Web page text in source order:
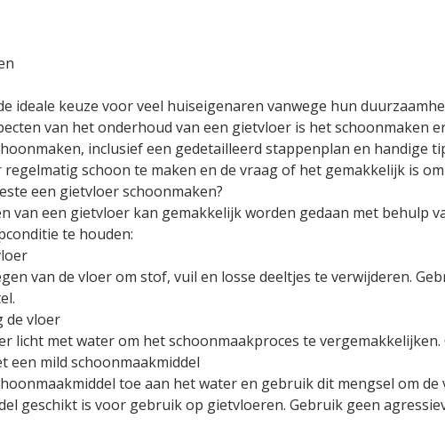
ideale keuze voor veel huiseigenaren vanwege hun
van het onderhoud van een gietvloer is het schoonmaken
inclusief een gedetailleerd stappenplan en handige
schoon te maken en de vraag of het gemakkelijk is
een gietvloer schoonmaken?
van een gietvloer kan gemakkelijk worden gedaan met behulp
te houden:
van de vloer om stof, vuil en losse deeltjes te verwijderen.
de vloer
licht met water om het schoonmaakproces te
een mild schoonmaakmiddel
toe aan het water en gebruik dit mengsel om
geschikt is voor gebruik op gietvloeren. Gebruik geen